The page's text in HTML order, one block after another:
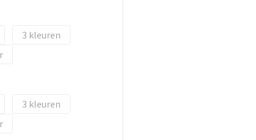
3
3